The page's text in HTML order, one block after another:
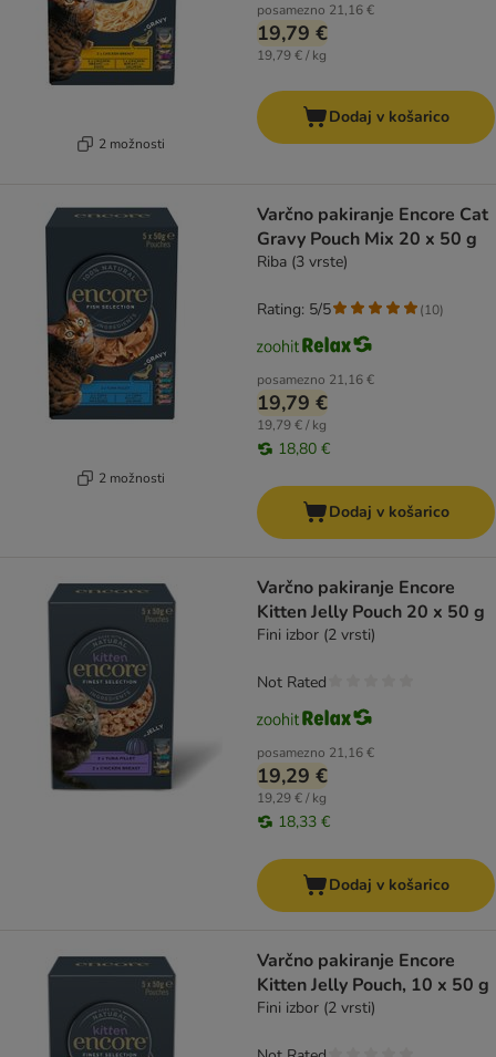
2 možnosti
posamezno 21,16 €
19,79 €
19,79 € / kg
Dodaj v košarico
2 možnosti
Varčno pakiranje Encore Cat
Gravy Pouch Mix 20 x 50 g
Riba (3 vrste)
posamezno 21,16 €
19,79 €
19,79 € / kg
18,80 €
Rating: 5/5 (10)
Dodaj v košarico
Varčno pakiranje Encore
Kitten Jelly Pouch 20 x 50 g
Fini izbor (2 vrsti)
posamezno 21,16 €
19,29 €
19,29 € / kg
18,33 €
Not Rated
Dodaj v košarico
Varčno pakiranje Encore
Kitten Jelly Pouch, 10 x 50 g
Fini izbor (2 vrsti)